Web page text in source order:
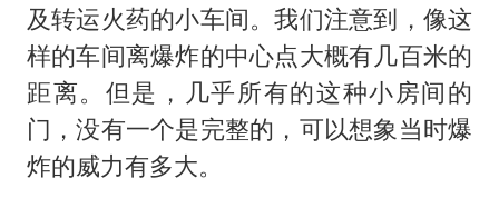
及转运火药的小车间。我们注意到，像这
样的车间离爆炸的中心点大概有几百米的
距离。但是，几乎所有的这种小房间的
门，没有一个是完整的，可以想象当时爆
炸的威力有多大。